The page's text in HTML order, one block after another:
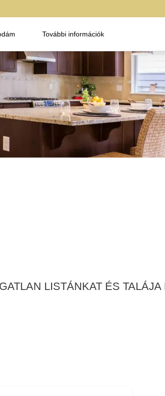
További információk
LISTÁNKAT ÉS TALÁJA